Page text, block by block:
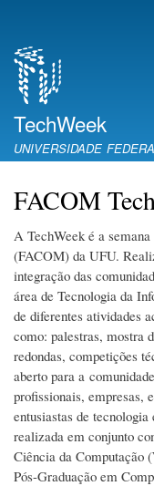
de
conta
usuário
TechWeek
UNIVERSIDADE
FACOM
A TechWeek é a
(FACOM) da UFU.
integração das
área de Tecnologia da
de diferentes atividades
como: palestras, mostra
redondas, competições
aberto para a
profissionais, empresas,
entusiastas de
realizada em conjunto
Ciência da Computação
Pós-Graduação em